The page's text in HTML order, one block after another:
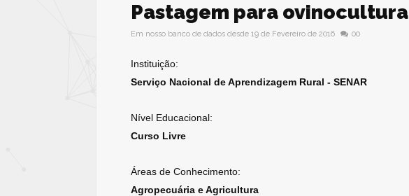
Pastagem para ovinocultura
Em nosso banco de dados desde 19 de Fevereiro de 2016 00
Instituição:
Serviço Nacional de Aprendizagem Rural - SENAR
Nível Educacional:
Curso Livre
Áreas de Conhecimento:
Agropecuária e Agricultura